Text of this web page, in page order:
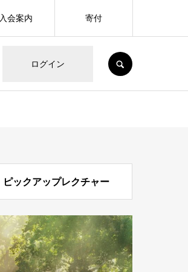
ログイン
入会案内 寄付
ピックアップレクチャー